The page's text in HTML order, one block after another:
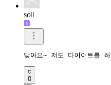
soll
맞아요~ 저도 다이어트를
0